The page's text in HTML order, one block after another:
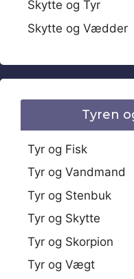
Skytte og Tyr
Skytte og Vædder
Tyren
Tyr og Fisk
Tyr og Vandmand
Tyr og Stenbuk
Tyr og Skytte
Tyr og Skorpion
Tyr og Vægt